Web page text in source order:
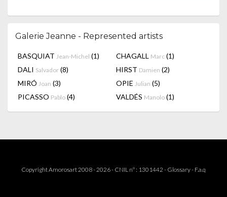
Galerie Jeanne - Represented artists
BASQUIAT Jean-Michel (1) CHAGALL Marc (1)
DALI Salvador (8) HIRST Damien (2)
MIRÓ Joan (3) OPIE Julian (5)
PICASSO Pablo (4) VALDÉS Manolo (1)
Copyright Amorosart 2008 - 2026 - CNIL n° : 1301442 - Glossary- F.a.q